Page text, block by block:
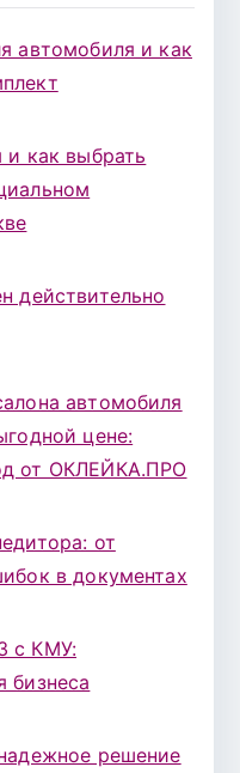
автомобиля и как
и как выбрать
действительно
автомобиля
цене:
от ОКЛЕЙКА.ПРО
от
в документах
с КМУ:
бизнеса
решение